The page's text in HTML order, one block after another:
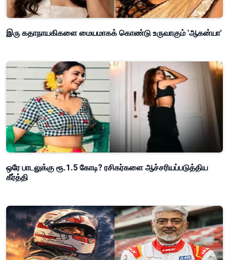
இரு கதாநாயகிகளை மையமாகக் கொண்டு உருவாகும் 'ஆகன்யா'
ஒரே பாடலுக்கு ரூ.1.5 கோடி? ரசிகர்களை ஆச்சரியப்படுத்திய
கீர்த்தி